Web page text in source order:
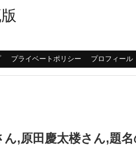
プライベートポリシー プロフィール
,原田慶太楼さん,題名